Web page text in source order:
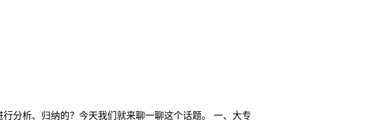
分析、归纳的？今天我们就来聊一聊这个话题。 一、大专